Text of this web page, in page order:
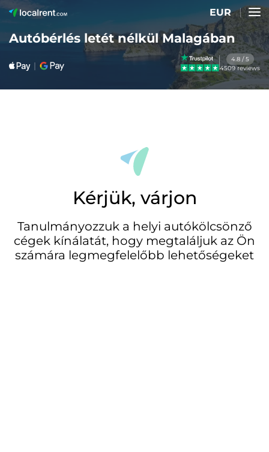
EUR
Autóbérlés letét nélkül Malagában
4.8 / 5
4509 reviews
Kérjük, várjon
Tanulmányozzuk a helyi autókölcsönző
cégek kínálatát, hogy megtaláljuk az Ön
számára legmegfelelőbb lehetőségeket